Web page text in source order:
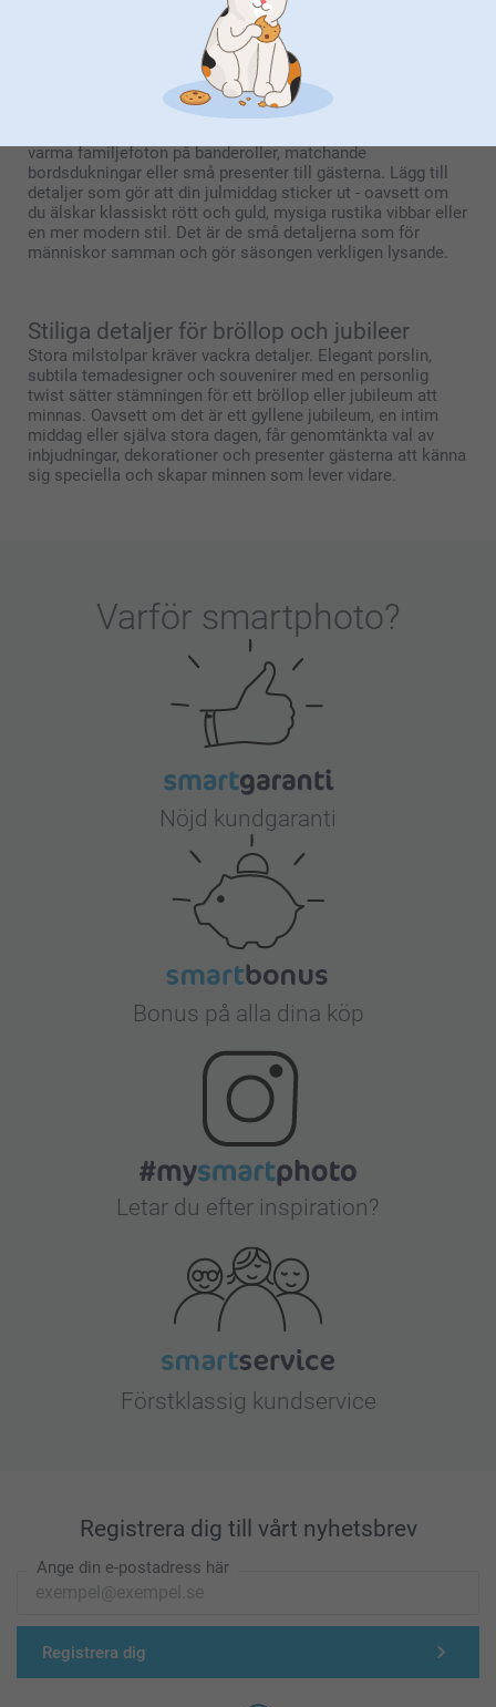
personliga inslag firandet oförglömligt och förvandlar
souvenirer till minnen som varar.
Magiska inslag för julfirandet
varma familjefoton på banderoller, matchande
bordsdukningar eller små presenter till gästerna. Lägg till
detaljer som gör att din julmiddag sticker ut - oavsett om
du älskar klassiskt rött och guld, mysiga rustika vibbar eller
en mer modern stil. Det är de små detaljerna som för
människor samman och gör säsongen verkligen lysande.
Stiliga detaljer för bröllop och jubileer
Stora milstolpar kräver vackra detaljer. Elegant porslin,
subtila temadesigner och souvenirer med en personlig
twist sätter stämningen för ett bröllop eller jubileum att
minnas. Oavsett om det är ett gyllene jubileum, en intim
middag eller själva stora dagen, får genomtänkta val av
inbjudningar, dekorationer och presenter gästerna att känna
sig speciella och skapar minnen som lever vidare.
Varför smartphoto?
Nöjd kundgaranti
Bonus på alla dina köp
Letar du efter inspiration?
Förstklassig kundservice
Registrera dig till vårt nyhetsbrev
Ange din e-postadress här
Registrera dig